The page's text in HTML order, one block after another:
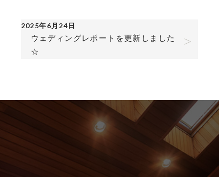
2025年6月24日
ウェディングレポートを更新しました
☆